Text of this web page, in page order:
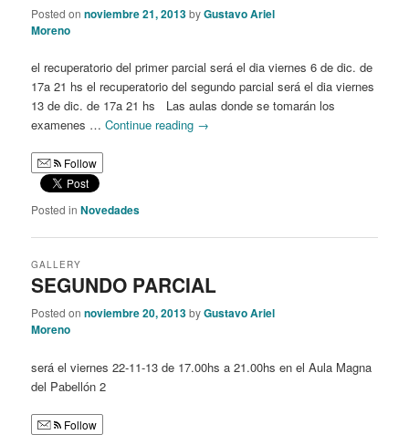
Posted onnoviembre 21, 2013byGustavo Ariel
Moreno
el recuperatorio del primer parcial será el dia viernes 6 de dic. de
17a 21 hs el recuperatorio del segundo parcial será el dia viernes
13 de dic. de 17a 21 hs Las aulas donde se tomarán los
examenes …Continue reading →
Follow
Posted in Novedades
SEGUNDO PARCIAL
GALLERY
Posted onnoviembre 20, 2013byGustavo Ariel
Moreno
será el viernes 22-11-13 de 17.00hs a 21.00hs en el Aula Magna
del Pabellón 2
Follow